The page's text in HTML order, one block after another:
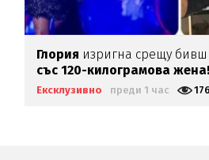
Глория изригна срещу
със 120-килограмова жена!
печалба...
Ексклузивно преди 1 час